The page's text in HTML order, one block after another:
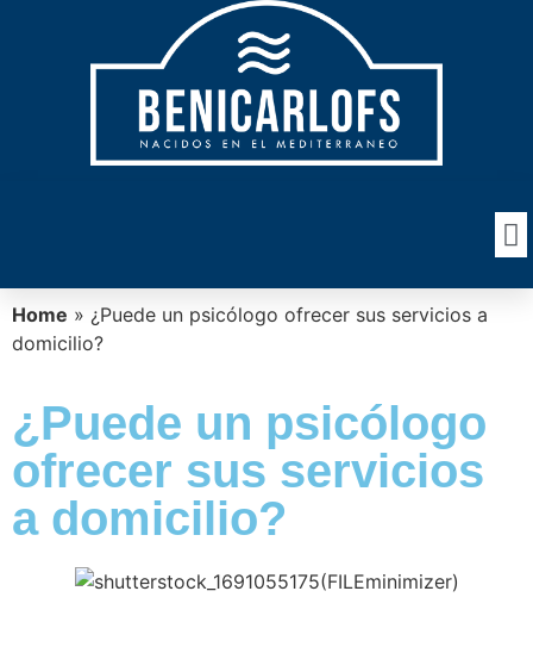
Home » ¿Puede un psicólogo ofrecer sus servicios a
domicilio?
¿Puede un psicólogo
ofrecer sus servicios
a domicilio?